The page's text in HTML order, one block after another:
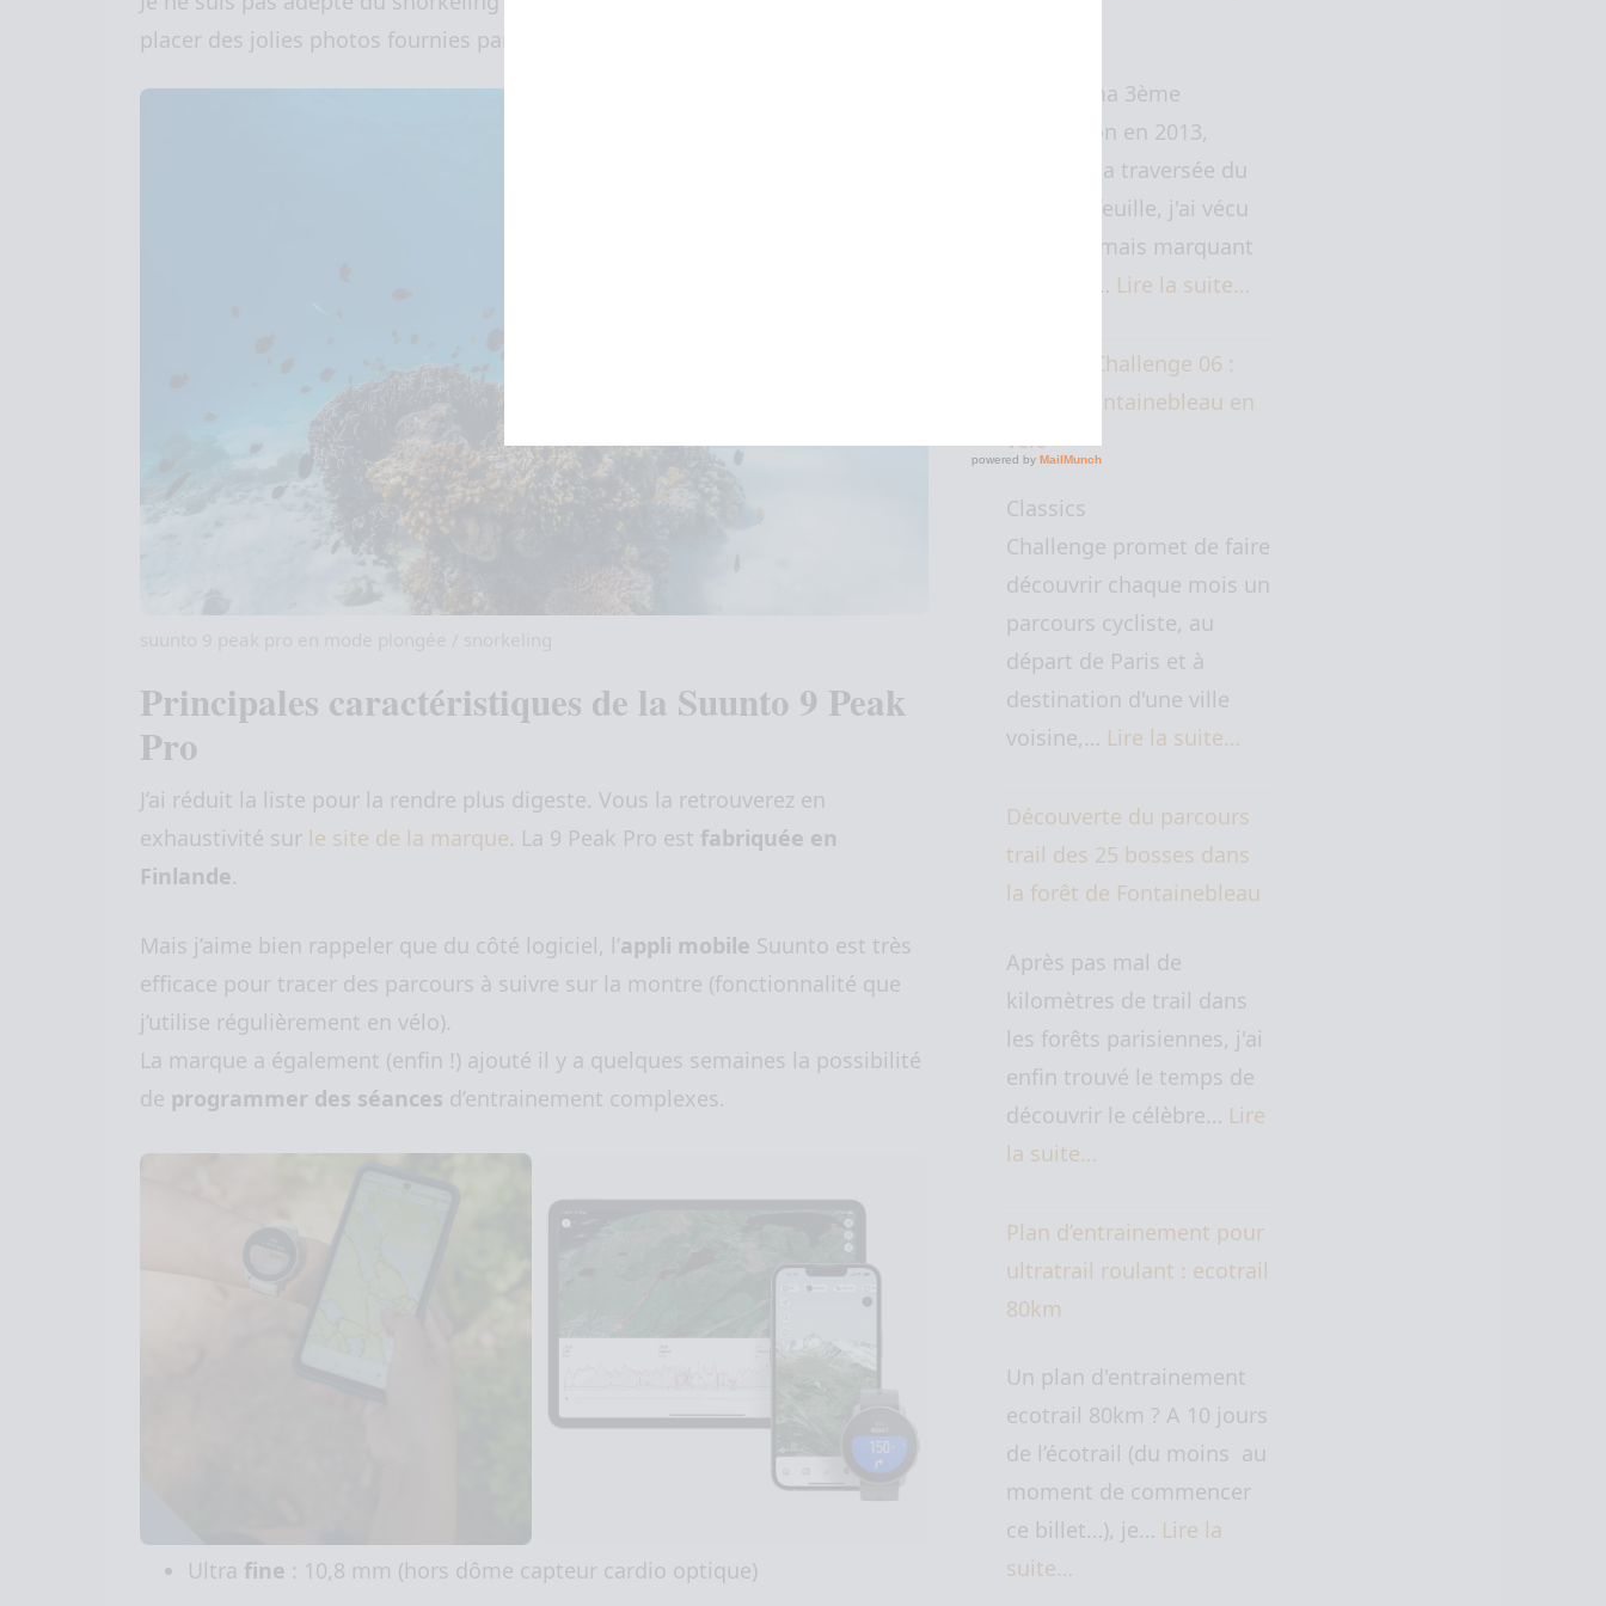
placer des jolies photos fournies par la Suunto !
Principales caractéristiques de la Suunto 9 Peak
Pro
J’ai réduit la liste pour la rendre plus digeste. Vous la retrouverez en
exhaustivité sur le site de la marque. La 9 Peak Pro est fabriquée en
Finlande.
Mais j’aime bien rappeler que du côté logiciel, l’appli mobile Suunto est très
efficace pour tracer des parcours à suivre sur la montre (fonctionnalité que
j’utilise régulièrement en vélo).
La marque a également (enfin !) ajouté il y a quelques semaines la possibilité
de programmer des séances d’entrainement complexes.
Ultra fine : 10,8 mm (hors dôme capteur cardio optique)
Lors de ma 3ème
SaintéLyon en 2013,
pendant la traversée du
bois d'Arfeuille, j'ai vécu
un court mais marquant
moment… Lire la suite…
Classics Challenge 06 :
Paris – Fontainebleau en
vélo
Classics
Challenge promet de faire
découvrir chaque mois un
parcours cycliste, au
départ de Paris et à
destination d'une ville
voisine,… Lire la suite…
Découverte du parcours
trail des 25 bosses dans
la forêt de Fontainebleau
Après pas mal de
kilomètres de trail dans
les forêts parisiennes, j'ai
enfin trouvé le temps de
découvrir le célèbre… Lire
la suite…
Plan d’entrainement pour
ultratrail roulant : ecotrail
80km
Un plan d'entrainement
ecotrail 80km ? A 10 jours
de l’écotrail (du moins au
moment de commencer
ce billet…), je… Lire la
suite…